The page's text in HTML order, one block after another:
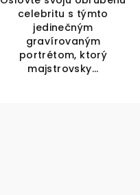
celebritu s týmto
jedinečným
gravírovaným
portrétom, ktorý
majstrovsky...